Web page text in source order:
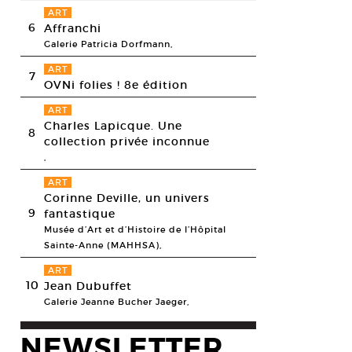
l’installationin vivod’Aurélie Menaldo, à la galerie chez-robert,
chez-robert, © Aurélie Menaldo
6
ART
Affranchi
Galerie Patricia Dorfmann,
7 ART
OVNi folies ! 8e édition
8
ART
Charles Lapicque. Une
collection privée inconnue
,
9
ART
Corinne Deville, un univers
fantastique
Musée d’Art et d’Histoire de l’Hôpital
Sainte-Anne (MAHHSA),
10
ART
Jean Dubuffet
Galerie Jeanne Bucher Jaeger,